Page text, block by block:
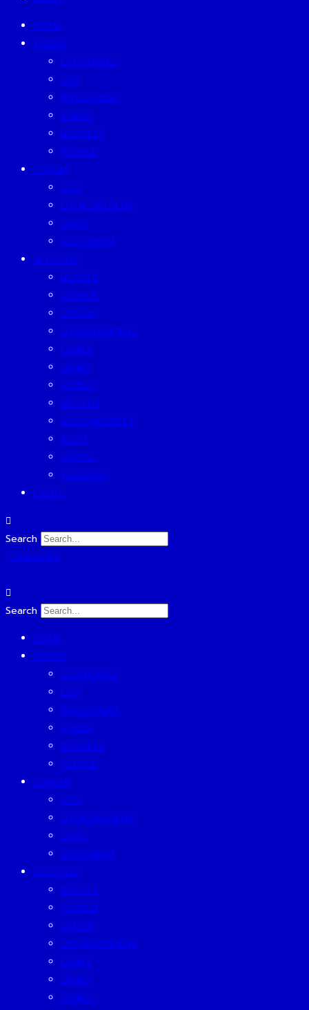
HOME
TODAY
ECONOMICS
ESG
INVESTMENT
TREND
BUSINESS
PEOPLE
FORUM
CEO
ENTREPRENEUR
GURU
SUSTAINISM
LIFESTYLE
BEAUTY
CAREER
EATERY
ENTERTAINMENT
FAMILY
LIVING
MONEY
MUTELU
SUSTAINABILITY
TECH
TRAVEL
WELLNESS
EVENT
Search
Subscribe
Search
HOME
TODAY
ECONOMICS
ESG
INVESTMENT
TREND
BUSINESS
PEOPLE
FORUM
CEO
ENTREPRENEUR
GURU
SUSTAINISM
LIFESTYLE
BEAUTY
CAREER
EATERY
ENTERTAINMENT
FAMILY
LIVING
MONEY